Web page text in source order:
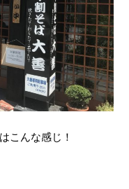
こんな感じ！